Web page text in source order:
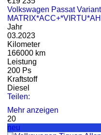
Volkswagen Passat
Jahr
03.2023
Kilometer
166000 km
Leistung
200 Ps
Kraftstoff
Diesel
Teilen:
Mehr anzeigen
20
neu